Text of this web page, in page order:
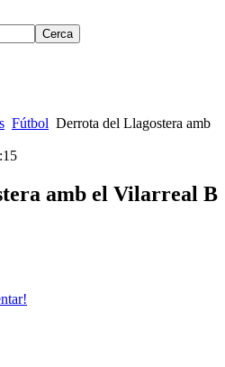
Fútbol Derrota del Llagostera amb
amb el Vilarreal B